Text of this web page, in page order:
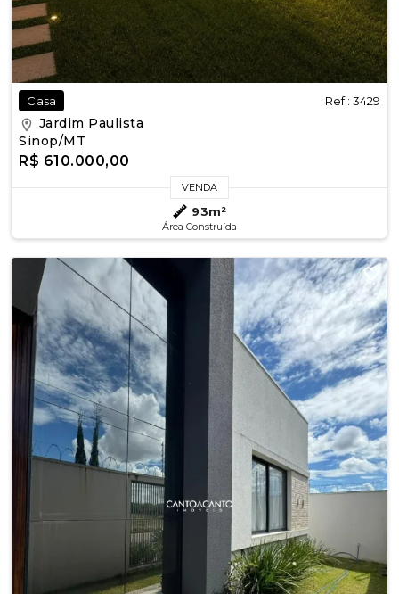
Casa Ref.: 3429
Jardim Paulista
Sinop/MT
R$ 610.000,00
VENDA
93m²
Área Construída